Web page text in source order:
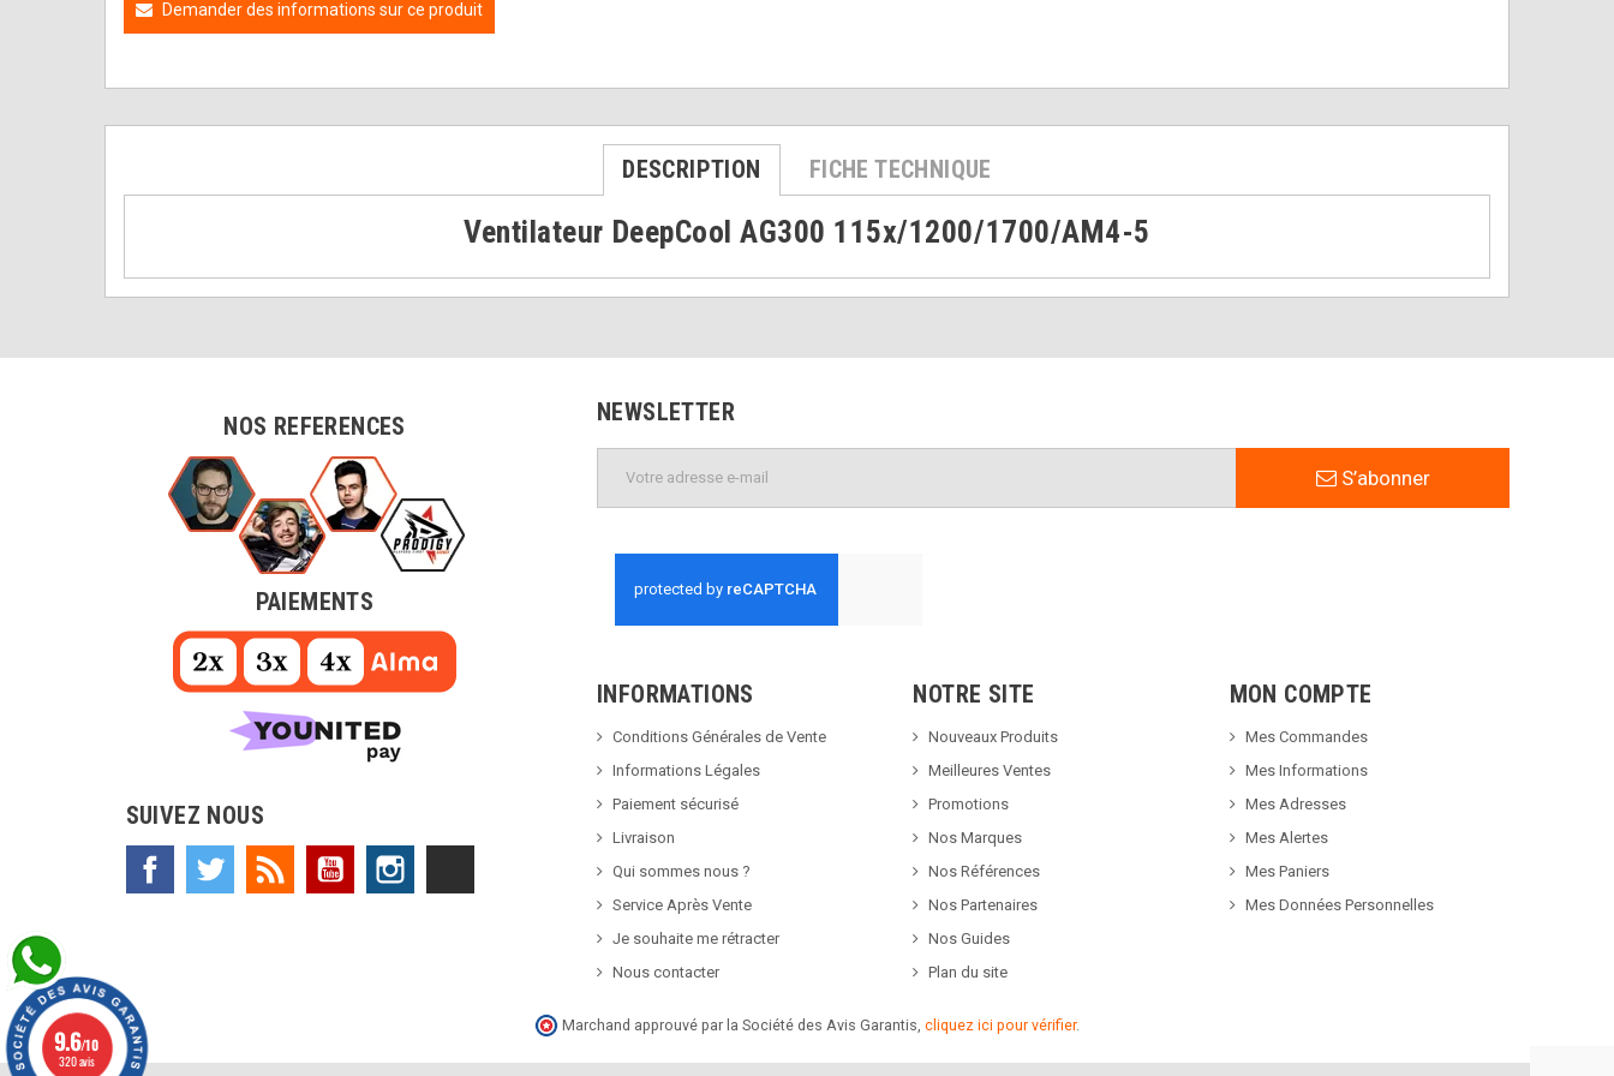
Demander des informations sur ce produit
DESCRIPTION FICHE TECHNIQUE
Ventilateur DeepCool AG300 115x/1200/1700/AM4-5
NOS REFERENCES
PAIEMENTS
SUIVEZ NOUS
Facebook Twitter Rss YouTube
NEWSLETTER
S’abonner
INFORMATIONS
Conditions Générales de Vente
Informations Légales
Paiement sécurisé
Livraison
Qui sommes nous ?
Service Après Vente
Je souhaite me rétracter
Nous contacter
NOTRE SITE
Nouveaux Produits
Meilleures Ventes
Promotions
Nos Marques
Nos Références
Nos Partenaires
Nos Guides
Plan du site
MON COMPTE
Mes Commandes
Mes Informations
Mes Adresses
Mes Alertes
Mes Paniers
Mes Données Personnelles
Marchand approuvé par la Société des Avis Garantis, cliquez ici pour vérifier.
9.6/10
320 avis